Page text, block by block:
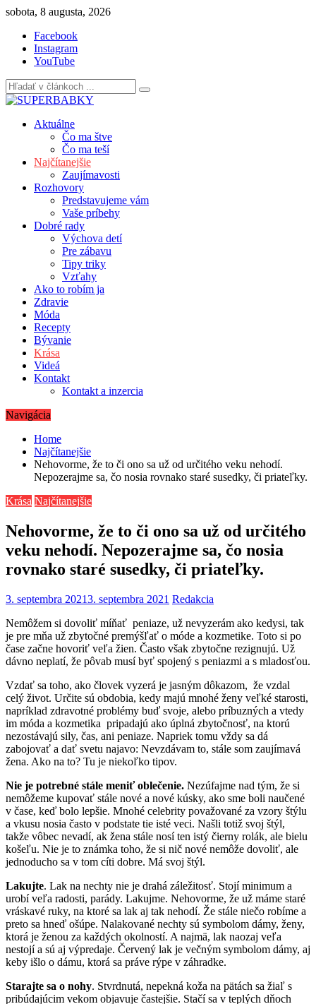
Skip
content
sobota, 8 augusta, 2026
Facebook
Instagram
YouTube
Aktuálne
Čo ma štve
Čo ma teší
Najčítanejšie
Zaujímavosti
Rozhovory
Predstavujeme vám
Vaše príbehy
Dobré rady
Výchova detí
Pre zábavu
Tipy triky
Vzťahy
Ako to robím ja
Zdravie
Móda
Recepty
Bývanie
Krása
Videá
Kontakt
Kontakt a inzercia
Navigácia
Home
Najčítanejšie
Nehovorme, že to či ono sa už od určitého veku nehodí.
Nepozerajme sa, čo nosia rovnako staré susedky, či priateľky.
Krása Najčítanejšie
Nehovorme, že to či ono sa už od určitého
veku nehodí. Nepozerajme sa, čo nosia
rovnako staré susedky, či priateľky.
3. septembra 20213. septembra 2021 Redakcia
Nemôžem si dovoliť míňať peniaze, už nevyzerám ako kedysi, tak
je pre mňa už zbytočné premýšľať o móde a kozmetike. Toto si po
čase začne hovoriť veľa žien. Často však zbytočne rezignujú. Už
dávno neplatí, že pôvab musí byť spojený s peniazmi a s mladosťou.
Vzdať sa toho, ako človek vyzerá je jasným dôkazom, že vzdal
celý život. Určite sú obdobia, kedy majú mnohé ženy veľké starosti,
napríklad zdravotné problémy buď svoje, alebo príbuzných a vtedy
im móda a kozmetika pripadajú ako úplná zbytočnosť, na ktorú
nezostávajú sily, čas, ani peniaze. Napriek tomu vždy sa dá
zabojovať a dať svetu najavo: Nevzdávam to, stále som zaujímavá
žena. Ako na to? Tu je niekoľko tipov.
Nie je potrebné stále meniť oblečenie. Nezúfajme nad tým, že si
nemôžeme kupovať stále nové a nové kúsky, ako sme boli naučené
v čase, keď bolo lepšie. Mnohé celebrity považované za vzory štýlu
a vkusu nosia často v podstate tie isté veci. Našli totiž svoj štýl,
takže vôbec nevadí, ak žena stále nosí ten istý čierny rolák, ale bielu
košeľu. Nie je to známka toho, že si nič nové nemôže dovoliť, ale
jednoducho sa v tom cíti dobre. Má svoj štýl.
Lakujte. Lak na nechty nie je drahá záležitosť. Stojí minimum a
urobí veľa radosti, parády. Lakujme. Nehovorme, že už máme staré
vráskavé ruky, na ktoré sa lak aj tak nehodí. Že stále niečo robíme a
preto sa hneď ošúpe. Nalakované nechty sú symbolom dámy, ženy,
ktorá je ženou za každých okolností. A najmä, lak naozaj veľa
nestojí a sú aj výpredaje. Červený lak je večným symbolom dámy, aj
keby išlo o dámu, ktorá sa práve rýpe v záhradke.
Starajte sa o nohy. Stvrdnutá, nepekná koža na pätách sa žiaľ s
pribúdajúcim vekom objavuje častejšie. Stačí sa v teplých dňoch